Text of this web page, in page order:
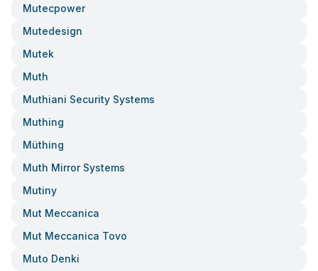
Mutecpower
Mutedesign
Mutek
Muth
Muthiani Security Systems
Muthing
Müthing
Muth Mirror Systems
Mutiny
Mut Meccanica
Mut Meccanica Tovo
Muto Denki